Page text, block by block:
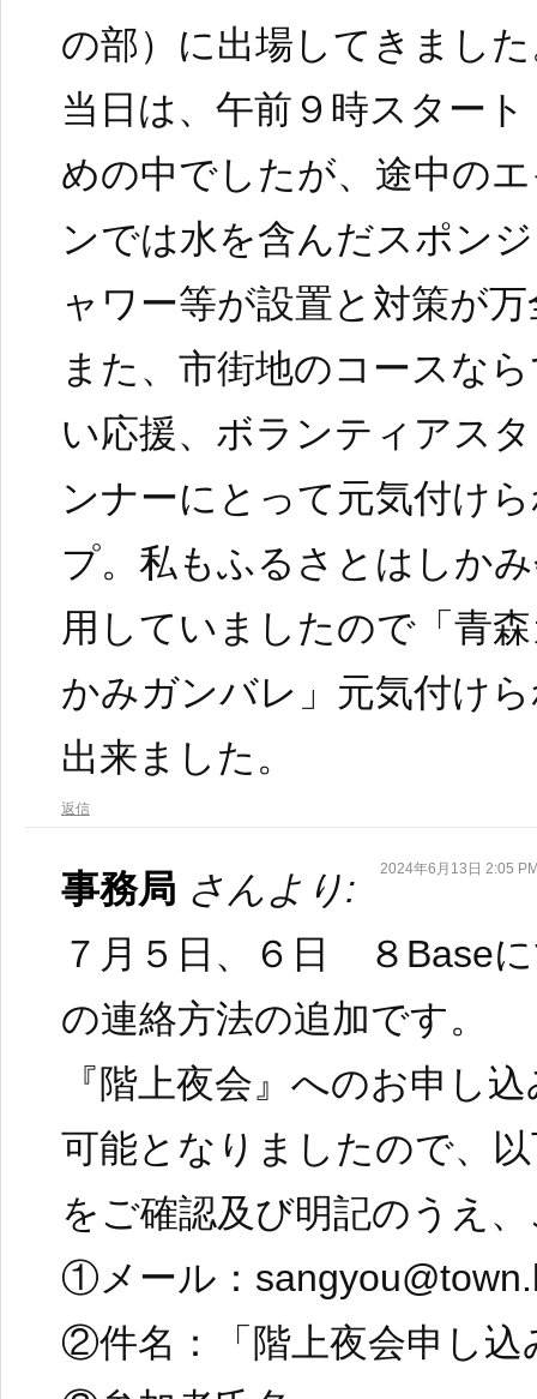
の部）に出場してきまし
当日は、午前９時スター
めの中でしたが、途中の
ンでは水を含んだスポン
ャワー等が設置と対策が
また、市街地のコースな
い応援、ボランティアス
ンナーにとって元気付け
プ。私もふるさとはしか
用していましたので「青
かみガンバレ」元気付け
出来ました。
返信
事務局 さんより: 2024年6月13日 2:05
７月５日、６日 ８Base
の連絡方法の追加です。
『階上夜会』へのお申し
可能となりましたので、
をご確認及び明記のうえ
①メール：
②件名：「階上夜会申し込